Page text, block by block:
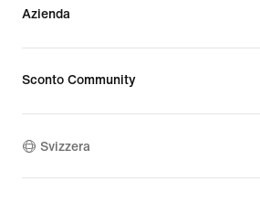
Azienda
Sconto Community
Svizzera